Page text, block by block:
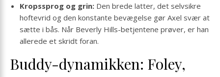
Kropssprog og grin: Den brede latter, det selvsikre
hoftevrid og den konstante bevægelse gør Axel svær at
sætte i bås. Når Beverly Hills-betjentene prøver, er han
allerede et skridt foran.
Buddy-dynamikken: Foley,